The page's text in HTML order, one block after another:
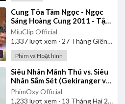
⁣Cung Tỏa Tâm Ngọc - Ngọc
Sáng Hoàng Cung 2011 - Tập
1 | Thuyết Minh
MiuClip Official
1,337lượt xem · 27 Tháng Giêng 2025
Phim và Hoạt hình
⁣Siêu Nhân Mãnh Thú vs. Siêu
Nhân Sấm Sét (Gekiranger vs.
Boukenger) 2008 | Vietsub
PhimOxy Official
1,233 lượt xem · 13 Tháng Hai 2025